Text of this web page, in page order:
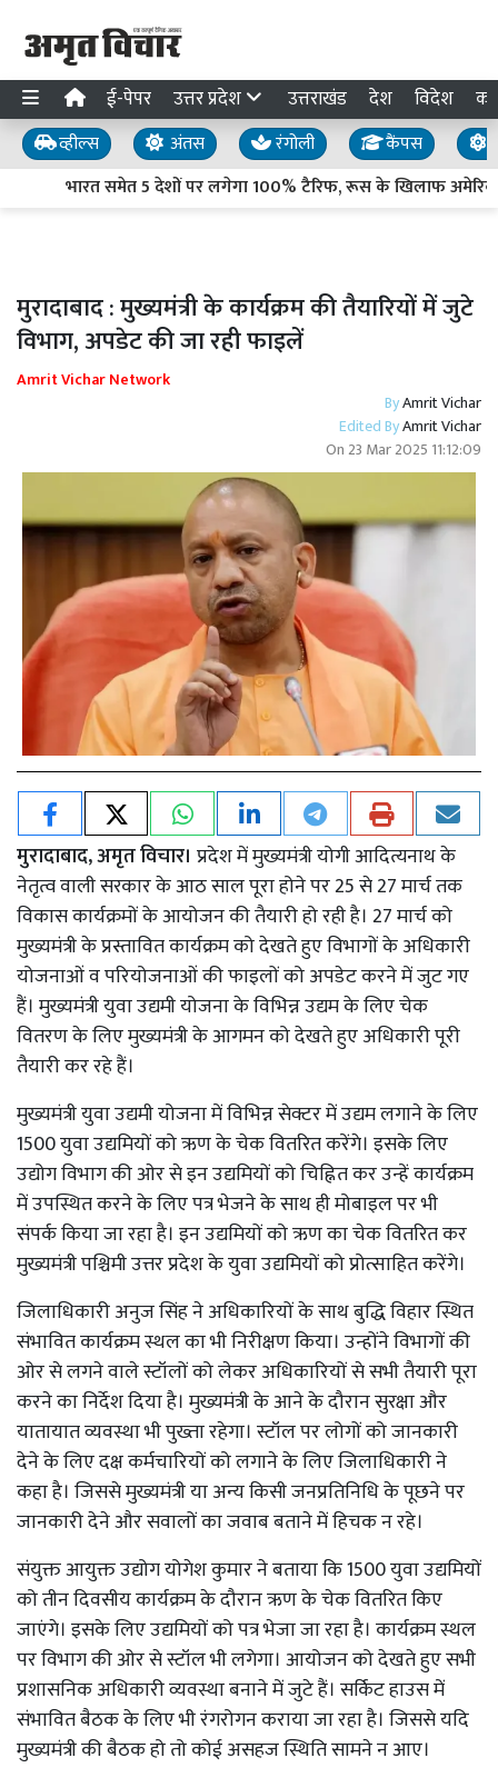
ई-पेपर उत्तर प्रदेश उत्तराखंड देश विदेश
व्हील्स अंतस रंगोली कैंपस
भारत समेत 5 देशों पर लगेगा 100% टैरिफ, रूस के खिलाफ
मुरादाबाद : मुख्यमंत्री के कार्यक्रम की तैयारियों में जुटे
विभाग, अपडेट की जा रही फाइलें
Amrit Vichar Network
ByAmrit Vichar
Edited ByAmrit Vichar
On 23 Mar 2025 11:12:09
मुरादाबाद, अमृत विचार। प्रदेश में मुख्यमंत्री योगी आदित्यनाथ के
नेतृत्व वाली सरकार के आठ साल पूरा होने पर 25 से 27 मार्च तक
विकास कार्यक्रमों के आयोजन की तैयारी हो रही है। 27 मार्च को
मुख्यमंत्री के प्रस्तावित कार्यक्रम को देखते हुए विभागों के अधिकारी
योजनाओं व परियोजनाओं की फाइलों को अपडेट करने में जुट गए
हैं। मुख्यमंत्री युवा उद्यमी योजना के विभिन्न उद्यम के लिए चेक
वितरण के लिए मुख्यमंत्री के आगमन को देखते हुए अधिकारी पूरी
तैयारी कर रहे हैं।
मुख्यमंत्री युवा उद्यमी योजना में विभिन्न सेक्टर में उद्यम लगाने के लिए
1500 युवा उद्यमियों को ऋण के चेक वितरित करेंगे। इसके लिए
उद्योग विभाग की ओर से इन उद्यमियों को चिह्नित कर उन्हें कार्यक्रम
में उपस्थित करने के लिए पत्र भेजने के साथ ही मोबाइल पर भी
संपर्क किया जा रहा है। इन उद्यमियों को ऋण का चेक वितरित कर
मुख्यमंत्री पश्चिमी उत्तर प्रदेश के युवा उद्यमियों को प्रोत्साहित करेंगे।
जिलाधिकारी अनुज सिंह ने अधिकारियों के साथ बुद्धि विहार स्थित
संभावित कार्यक्रम स्थल का भी निरीक्षण किया। उन्होंने विभागों की
ओर से लगने वाले स्टॉलों को लेकर अधिकारियों से सभी तैयारी पूरा
करने का निर्देश दिया है। मुख्यमंत्री के आने के दौरान सुरक्षा और
यातायात व्यवस्था भी पुख्ता रहेगा। स्टॉल पर लोगों को जानकारी
देने के लिए दक्ष कर्मचारियों को लगाने के लिए जिलाधिकारी ने
कहा है। जिससे मुख्यमंत्री या अन्य किसी जनप्रतिनिधि के पूछने पर
जानकारी देने और सवालों का जवाब बताने में हिचक न रहे।
संयुक्त आयुक्त उद्योग योगेश कुमार ने बताया कि 1500 युवा उद्यमियों
को तीन दिवसीय कार्यक्रम के दौरान ऋण के चेक वितरित किए
जाएंगे। इसके लिए उद्यमियों को पत्र भेजा जा रहा है। कार्यक्रम स्थल
पर विभाग की ओर से स्टॉल भी लगेगा। आयोजन को देखते हुए सभी
प्रशासनिक अधिकारी व्यवस्था बनाने में जुटे हैं। सर्किट हाउस में
संभावित बैठक के लिए भी रंगरोगन कराया जा रहा है। जिससे यदि
मुख्यमंत्री की बैठक हो तो कोई असहज स्थिति सामने न आए।